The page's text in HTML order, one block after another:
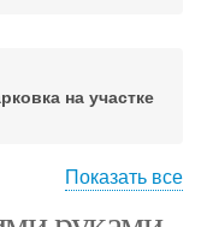
на участке
Показать все